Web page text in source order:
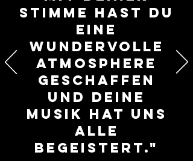
Stimme hast du
eine
wundervolle
Atmosphere
geschaffen
und deine
Musik hat uns
alle
begeistert."